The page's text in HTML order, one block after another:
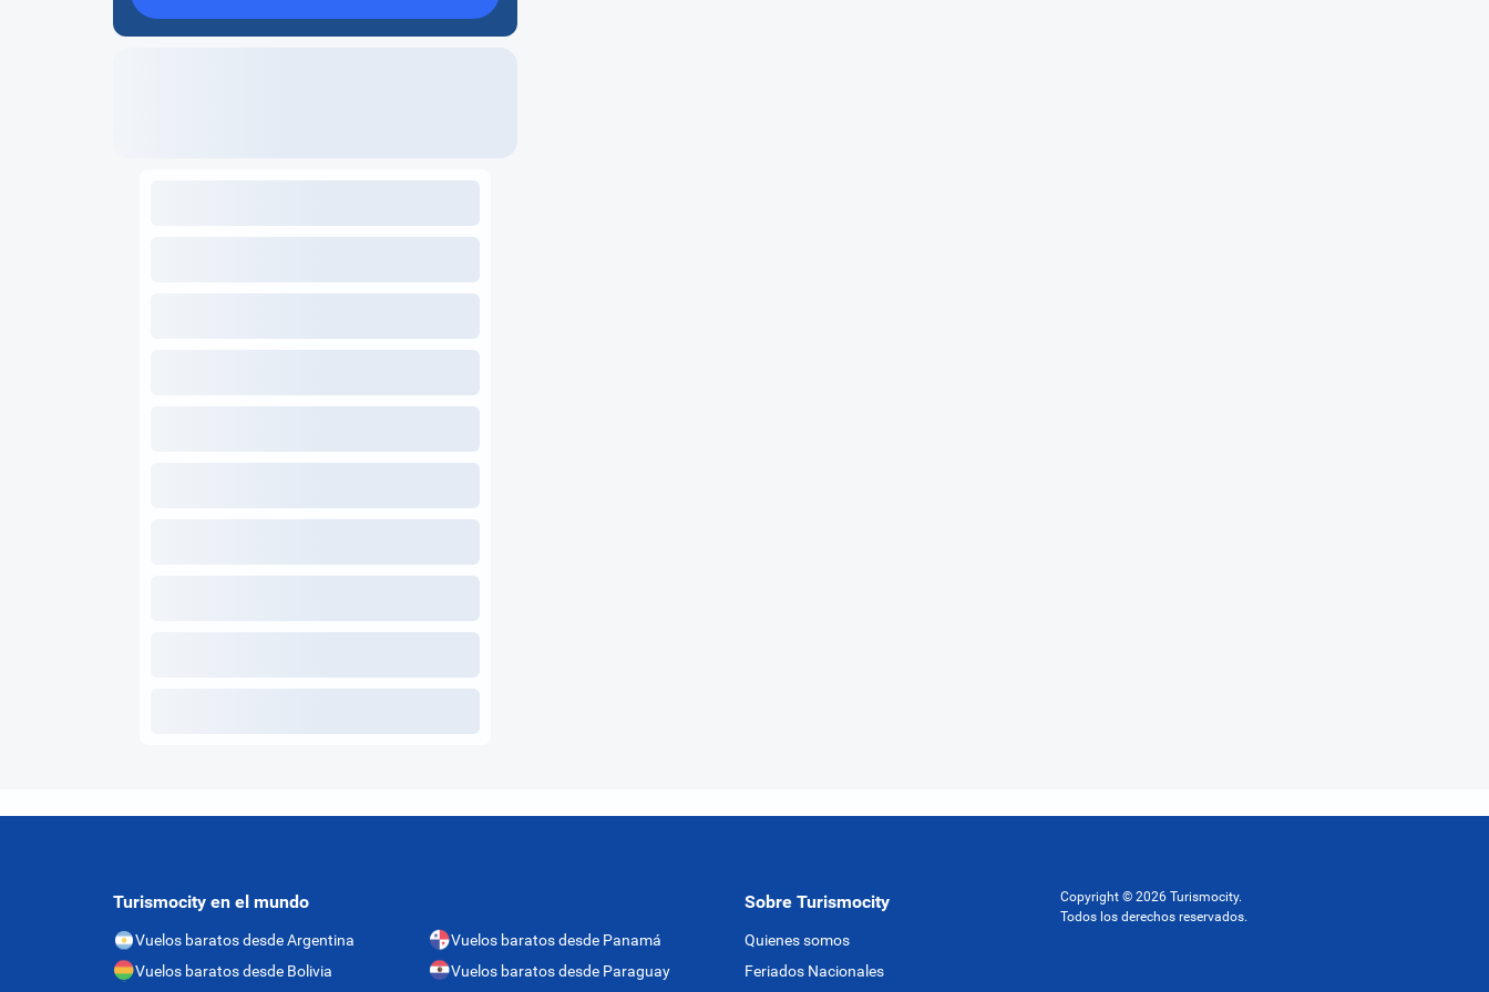
Turismocity en el mundo
Vuelos baratos desde Argentina
Vuelos baratos desde Bolivia
Vuelos baratos desde Panamá
Vuelos baratos desde Paraguay
Sobre Turismocity
Quienes somos
Feriados Nacionales
Copyright © 2026 Turismocity.
Todos los derechos reservados.